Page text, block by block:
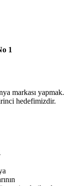
1
markası yapmak.
hedefimizdir.